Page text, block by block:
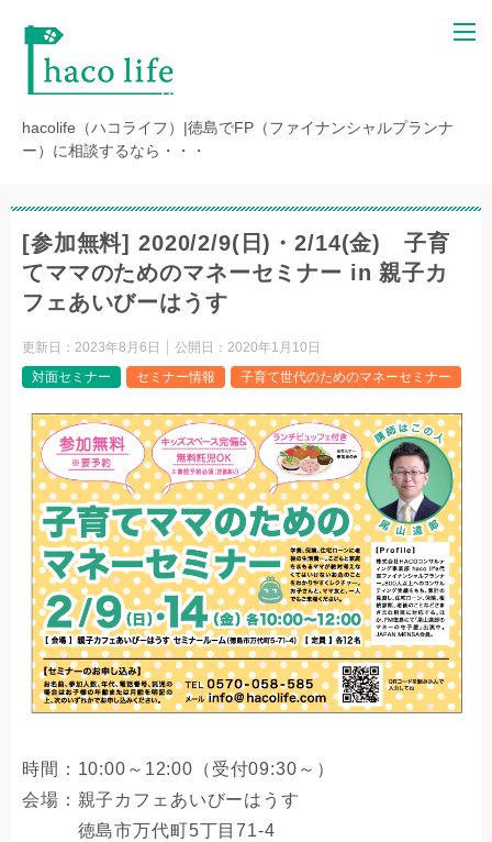
hacolife（ハコライフ）|徳島でFP（ファイナンシャルプランナ
ー）に相談するなら・・・
[参加無料] 2020/2/9(日)・2/14(金) 子育
てママのためのマネーセミナー in 親子カ
フェあいびーはうす
更新日： 2023年8月6日 公開日： 2020年1月10日
対面セミナー
セミナー情報 子育て世代のためのマネーセミナー
時間：10:00～12:00（受付09:30～）
会場：親子カフェあいびーはうす
徳島市万代町5丁目71-4